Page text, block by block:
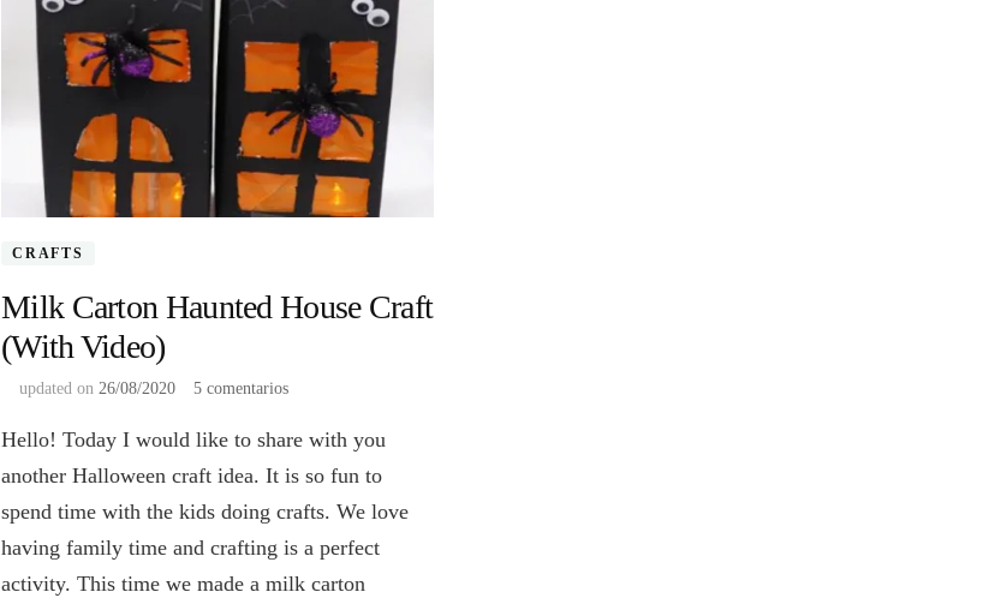
CRAFTS
Milk Carton Haunted House Craft
(With Video)
updated on 26/08/2020 5 comentariosen
Carton
House
Craft
(With
Video)
Hello! Today I would like to share with you
another Halloween craft idea. It is so fun to
spend time with the kids doing crafts. We love
having family time and crafting is a perfect
activity. This time we made a milk carton